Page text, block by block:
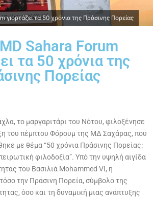
γιορτάζει τα 50 χρόνια της Πράσινης Πορείας
Sahara Forum
τα 50 χρόνια της
Πορείας
το μαργαριτάρι του Νότου, φιλοξένησε
του πέμπτου Φόρουμ της ΜΔ Σαχάρας, που
με θέμα “50 χρόνια Πράσινης Πορείας:
φιλοδοξία”. Υπό την υψηλή αιγίδα
του Βασιλιά Mohammed VI, η
την Πράσινη Πορεία, σύμβολο της
όσο και τη δυναμική μιας ανάπτυξης